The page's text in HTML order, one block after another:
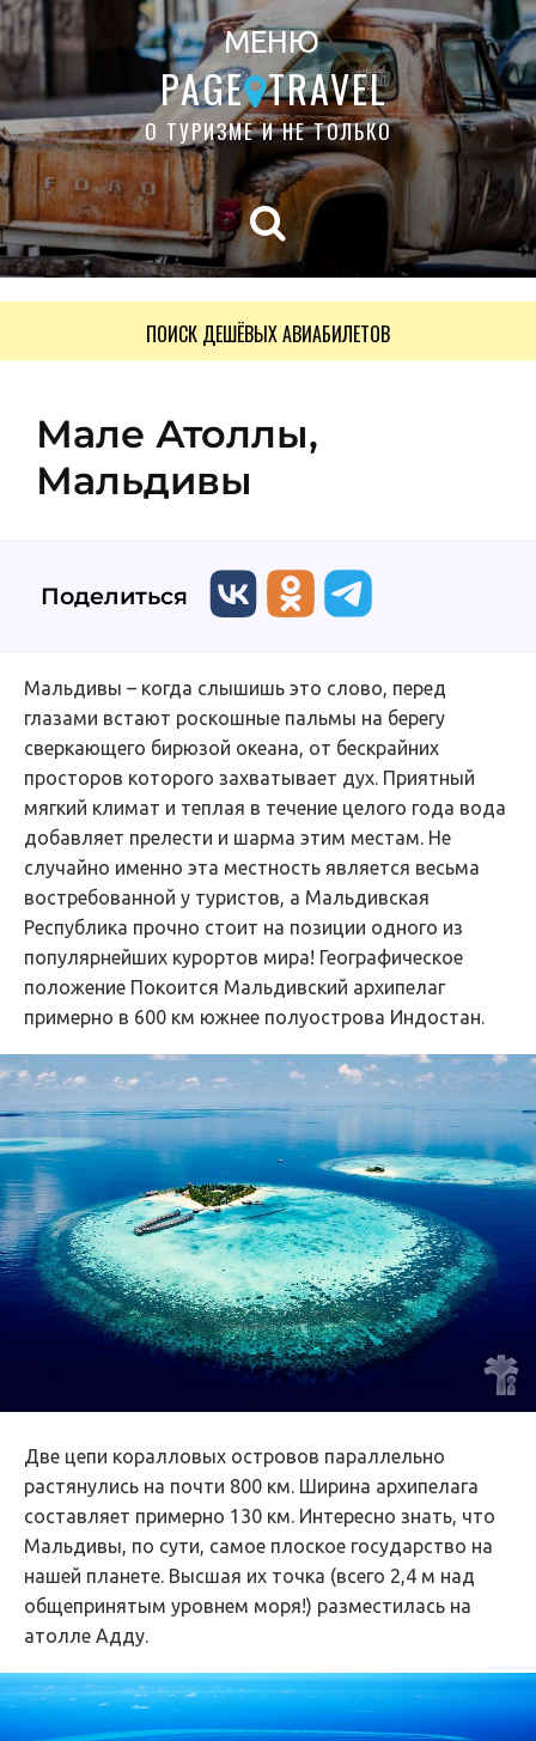
МЕНЮ
PAGE TRAVEL
О ТУРИЗМЕ И НЕ ТОЛЬКО
ПОИСК ДЕШЁВЫХ АВИАБИЛЕТОВ
Мале Атоллы,
Мальдивы
Поделиться
Мальдивы – когда слышишь это слово, перед
глазами встают роскошные пальмы на берегу
сверкающего бирюзой океана, от бескрайних
просторов которого захватывает дух. Приятный
мягкий климат и теплая в течение целого года вода
добавляет прелести и шарма этим местам. Не
случайно именно эта местность является весьма
востребованной у туристов, а Мальдивская
Республика прочно стоит на позиции одного из
популярнейших курортов мира! Географическое
положение Покоится Мальдивский архипелаг
примерно в 600 км южнее полуострова Индостан.
Две цепи коралловых островов параллельно
растянулись на почти 800 км. Ширина архипелага
составляет примерно 130 км. Интересно знать, что
Мальдивы, по сути, самое плоское государство на
нашей планете. Высшая их точка (всего 2,4 м над
общепринятым уровнем моря!) разместилась на
атолле Адду.